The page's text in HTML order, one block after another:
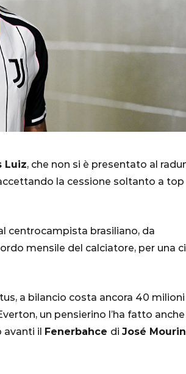
Luiz, che non si è presentato al
la cessione soltanto a top
centrocampista brasiliano, da
mensile del calciatore, per una
a bilancio costa ancora 40
un pensierino l’ha fatto anche
avanti il Fenerbahce di José